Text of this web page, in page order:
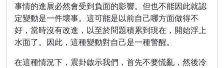
事情的進展必然會受到負面的影響。但也不能因此就認
定變動是一件壞事。這可能是以前自己哪方面做得不
好，當時沒有改進，以至於問題積累到現在，開始浮上
水面了。因此，這種變動對自己是一種警醒。
在這種情況下，震卦啟示我們，首先不要慌亂，然後冷